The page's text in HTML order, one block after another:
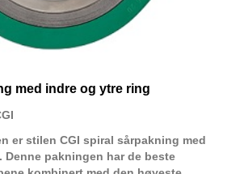
med indre og ytre ring
er stilen CGI spiral sårpakning med
Denne pakningen har de beste